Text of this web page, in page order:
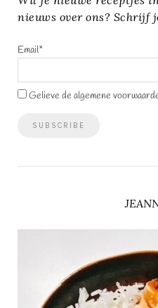
nieuws over ons? Schrijf
Email*
Gelieve de algemene